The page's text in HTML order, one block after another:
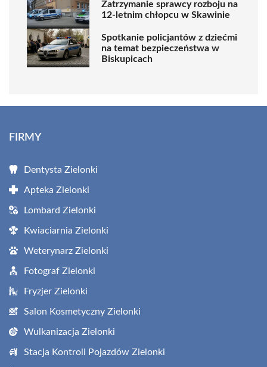
Zatrzymanie sprawcy rozboju na
12-letnim chłopcu w Skawinie
Spotkanie policjantów z dziećmi
na temat bezpieczeństwa w
Biskupicach
FIRMY
Dentysta Zielonki
Apteka Zielonki
Lombard Zielonki
Kwiaciarnia Zielonki
Weterynarz Zielonki
Fotograf Zielonki
Fryzjer Zielonki
Salon Kosmetyczny Zielonki
Wulkanizacja Zielonki
Stacja Kontroli Pojazdów Zielonki